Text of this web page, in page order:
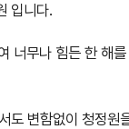
입니다.
너무나 힘든 한 해
도 변함없이 청정원